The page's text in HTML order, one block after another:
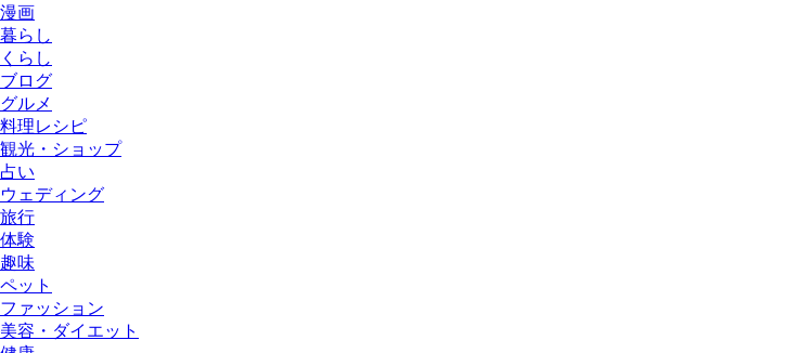
漫画
暮らし
くらし
ブログ
グルメ
料理レシピ
観光・ショップ
占い
ウェディング
旅行
体験
趣味
ペット
ファッション
美容・ダイエット